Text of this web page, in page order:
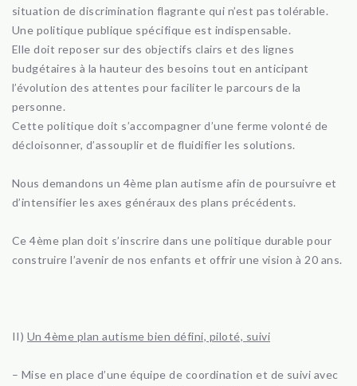
situation de discrimination flagrante qui n’est pas tolérable.
Une politique publique spécifique est indispensable.
Elle doit reposer sur des objectifs clairs et des lignes
budgétaires à la hauteur des besoins tout en anticipant
l’évolution des attentes pour faciliter le parcours de la
personne.
Cette politique doit s’accompagner d’une ferme volonté de
décloisonner, d’assouplir et de fluidifier les solutions.
Nous demandons un 4ème plan autisme afin de poursuivre et
d’intensifier les axes généraux des plans précédents.
Ce 4ème plan doit s’inscrire dans une politique durable pour
construire l’avenir de nos enfants et offrir une vision à 20 ans.
II) Un 4ème plan autisme bien défini, piloté, suivi
– Mise en place d’une équipe de coordination et de suivi avec